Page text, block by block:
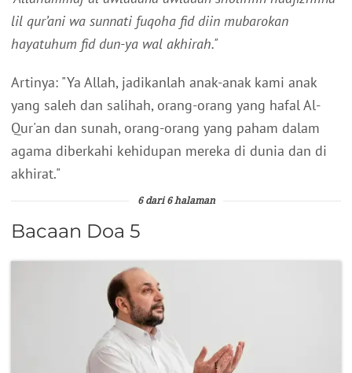
lil qur’ani wa sunnati fuqoha fid diin mubarokan
hayatuhum fid dun-ya wal akhirah."
Artinya: "Ya Allah, jadikanlah anak-anak kami anak
yang saleh dan salihah, orang-orang yang hafal Al-
Qur'an dan sunah, orang-orang yang paham dalam
agama diberkahi kehidupan mereka di dunia dan di
akhirat."
6 dari 6 halaman
Bacaan Doa 5